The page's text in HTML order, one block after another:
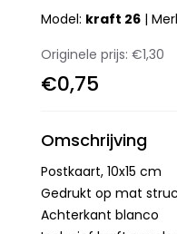
Model: kraft 26 |
Originele prijs:€1,30
€0,75
Omschrijving
Postkaart, 10x15 cm
Gedrukt op mat
Achterkant blanco